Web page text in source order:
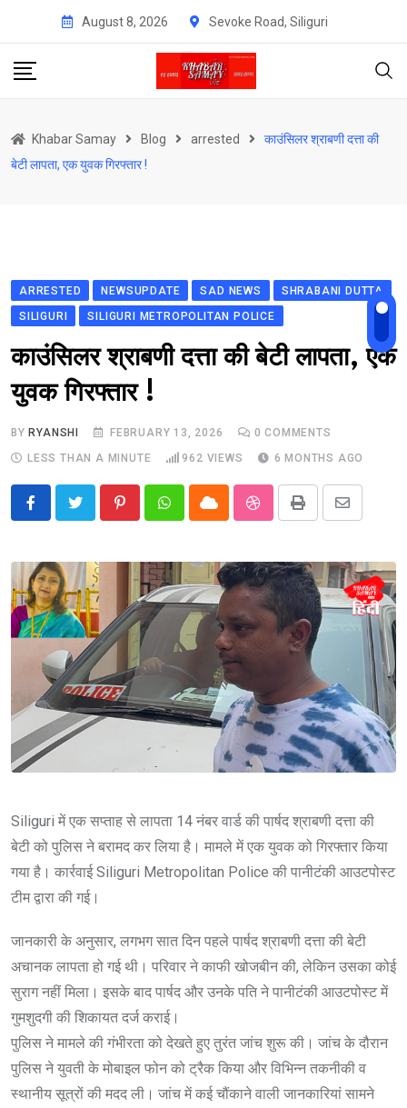
content
August 8, 2026 Sevoke Road, Siliguri
Khabar Samay Blog arrested
काउंसिलर श्राबणी दत्ता की
बेटी लापता, एक युवक गिरफ्तार !
ARRESTED NEWSUPDATE SAD NEWS
SHRABANI DUTTA
SILIGURI
SILIGURI METROPOLITAN POLICE
काउंसिलर श्राबणी दत्ता की बेटी लापता, एक
युवक गिरफ्तार !
BY RYANSHI FEBRUARY 13, 2026 0 COMMENTS
LESS THAN A MINUTE
962 VIEWS 6 MONTHS AGO
PinterestWhatsappCloud StumbleUpon
Print
Share
Email
Siliguri में एक सप्ताह से लापता 14 नंबर वार्ड की पार्षद श्राबणी दत्ता की
बेटी को पुलिस ने बरामद कर लिया है। मामले में एक युवक को गिरफ्तार किया
गया है। कार्रवाई Siliguri Metropolitan Police की पानीटंकी आउटपोस्ट
टीम द्वारा की गई।
जानकारी के अनुसार, लगभग सात दिन पहले पार्षद श्राबणी दत्ता की बेटी
अचानक लापता हो गई थी। परिवार ने काफी खोजबीन की, लेकिन उसका कोई
सुराग नहीं मिला। इसके बाद पार्षद और उनके पति ने पानीटंकी आउटपोस्ट में
गुमशुदगी की शिकायत दर्ज कराई।
पुलिस ने मामले की गंभीरता को देखते हुए तुरंत जांच शुरू की। जांच के दौरान
पुलिस ने युवती के मोबाइल फोन को ट्रैक किया और विभिन्न तकनीकी व
स्थानीय सूत्रों की मदद ली। जांच में कई चौंकाने वाली जानकारियां सामने